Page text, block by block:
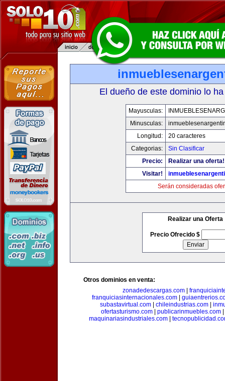
El dueño de este dominio lo
Mayusculas:
Minusculas:
Longitud:
20 caracteres
Categorias:
Sin Clasificar
Precio:
Realizar una oferta!
Visitar!
Serán consideradas
Realizar una Oferta
Precio Ofrecido $
Otros dominios en venta:
zonadedescargas.com
franquiciasinternacionales.com
subastavirtual.com
chileindustrias.com
ofertasturismo.com
publicarinmuebles.com
maquinariasindustriales.com|